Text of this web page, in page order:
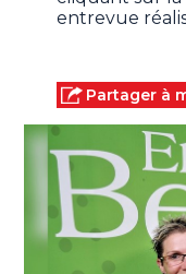
entrevue
Partager à